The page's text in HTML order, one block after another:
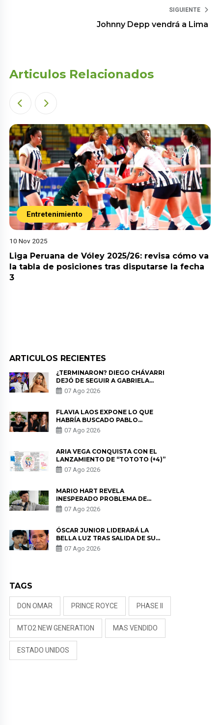
SIGUIENTE
Johnny Depp vendrá a Lima
Articulos Relacionados
Entretenimiento
10 Nov 2025
Liga Peruana de Vóley 2025/26: revisa cómo va
la tabla de posiciones tras disputarse la fecha
3
ARTICULOS RECIENTES
¿TERMINARON? DIEGO CHÁVARRI
DEJÓ DE SEGUIR A GABRIELA
HERRERA Y ANUNCIA SU SALIDA
DE PÓDCAST
07 Ago 2026
FLAVIA LAOS EXPONE LO QUE
HABRÍA BUSCADO PABLO
HEREDIA CON ALE FULLER: “UNA
DE LAS PARTES QUERÍA EL
07 Ago 2026
ARIA VEGA CONQUISTA CON EL
LANZAMIENTO DE “TOTOTO (+4)”
07 Ago 2026
MARIO HART REVELA
INESPERADO PROBLEMA DE
SALUD ANTES DE SEPARARSE DE
KORINA: “ME ENCONTRARON UN
07 Ago 2026
ÓSCAR JUNIOR LIDERARÁ LA
BELLA LUZ TRAS SALIDA DE SU
PADRE POR POLÉMICA CON
NALDY SALDAÑA
07 Ago 2026
TAGS
DON OMAR PRINCE ROYCE PHASE II
MTO2 NEW GENERATION MAS VENDIDO
ESTADO UNIDOS